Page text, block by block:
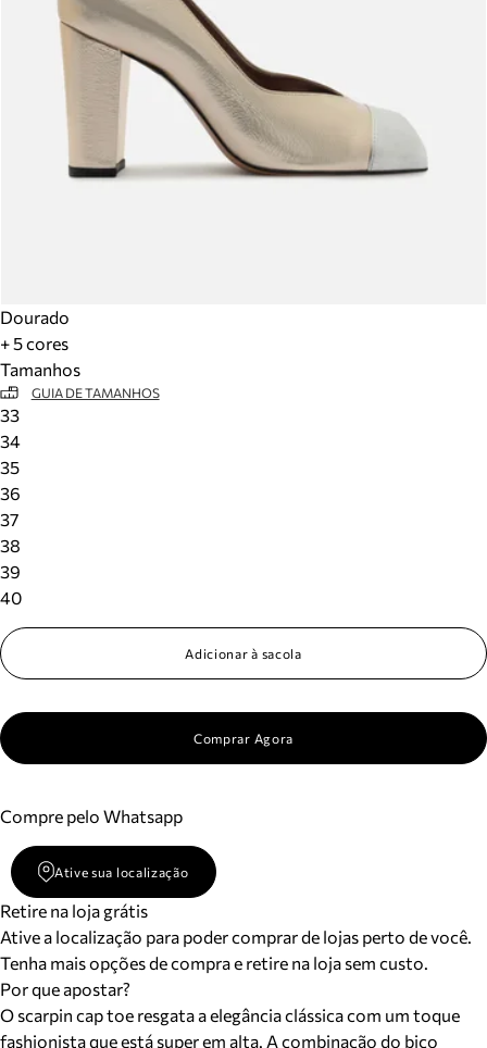
Dourado
+ 5 cores
Tamanhos
GUIA DE TAMANHOS
33
34
35
36
37
38
39
40
Adicionar à sacola
Comprar Agora
Compre pelo Whatsapp
Ative sua localização
Retire na loja grátis
Ative a localização para poder comprar de lojas perto de você.
Tenha mais opções de compra e retire na loja sem custo.
Por que apostar?
O scarpin cap toe resgata a elegância clássica com um toque
fashionista que está super em alta. A combinação do bico